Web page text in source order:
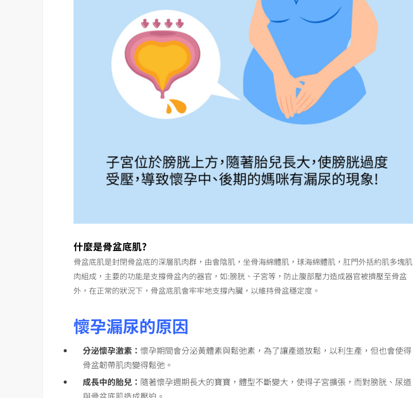
什麼是骨盆底肌?
骨盆底肌是封閉骨盆底的深層肌肉群，由會陰肌，坐骨海綿體肌，球海綿體肌，肛門外括約肌多塊肌
肉組成，主要的功能是支撐骨盆內的器官，如:膀胱、子宮等，防止腹部壓力造成器官被擠壓至骨盆
外，在正常的狀況下，骨盆底肌會牢牢地支撐內臟，以維持骨盆穩定度。
懷孕漏尿的原因
分泌懷孕激素： 懷孕期間會分泌黃體素與鬆弛素，為了讓產道放鬆，以利生產，但也會使得
骨盆韌帶肌肉變得鬆弛。
成長中的胎兒： 隨著懷孕週期長大的寶寶，體型不斷變大，使得子宮擴張，而對膀胱、尿道